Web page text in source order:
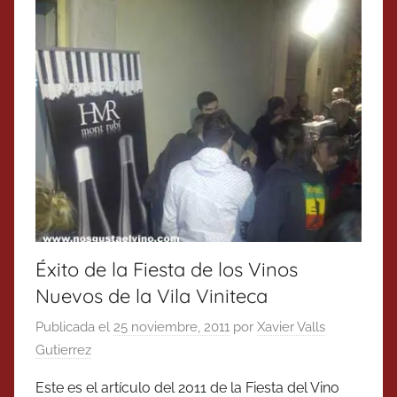
Éxito de la Fiesta de los Vinos
Nuevos de la Vila Viniteca
Publicada el 25 noviembre, 2011 por Xavier Valls
Gutierrez
Este es el artículo del 2011 de la Fiesta del Vino